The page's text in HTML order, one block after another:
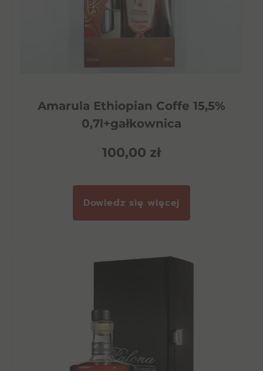
Amarula Ethiopian Coffe 15,5%
0,7l+gałkownica
100,00 zł
Dowiedz się więcej